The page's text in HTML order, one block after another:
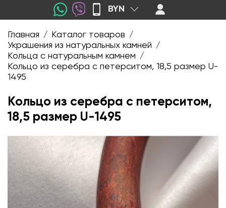
BYN
Главная / Каталог товаров /
Украшения из натуральных камней /
Кольца с натуральным камнем /
Кольцо из серебра с петерситом, 18,5 размер U-
1495
Кольцо из серебра с петерситом,
18,5 размер U-1495